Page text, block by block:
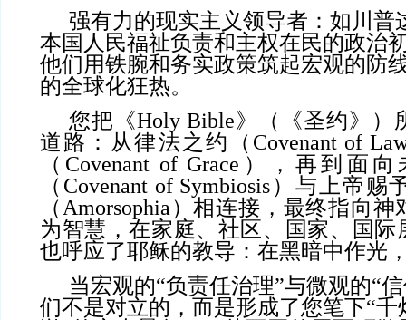
强有力的现实主义领导者：如川普
本国人民福祉负责和主权在民的政治
他们用铁腕和务实政策筑起宏观的防
的全球化狂热。
您把《Holy Bible》（《圣约》）
道路：从律法之约（Covenant of
（Covenant of Grace），再到面
（Covenant of Symbiosis）与上帝
（Amorsophia）相连接，最终指向
为智慧，在家庭、社区、国家、国际
也呼应了耶稣的教导：在黑暗中作光
当宏观的“负责任治理”与微观的“
们不是对立的，而是形成了您笔下“